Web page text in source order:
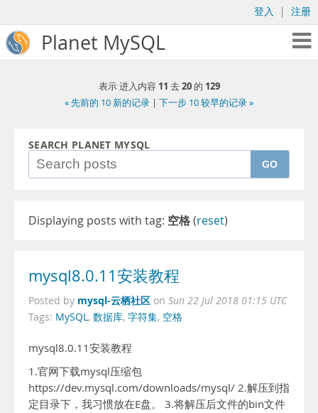
登入 | 注册
Planet MySQL
表示 进入内容 11 去20的 129
« 先前的 10 新的记录 | 下一步 10 较早的记录 »
SEARCH PLANET MYSQL
GO
Displaying posts with tag: 空格(reset)
mysql8.0.11安装教程
Posted by mysql-云栖社区 on Sun 22 Jul 2018 01:15 UTC
Tags: MySQL, 数据库, 字符集, 空格
mysql8.0.11安装教程
1.官网下载mysql压缩包
https://dev.mysql.com/downloads/mysql/ 2.解压到指
定目录下，我习惯放在E盘。 3.将解压后文件的bin文件